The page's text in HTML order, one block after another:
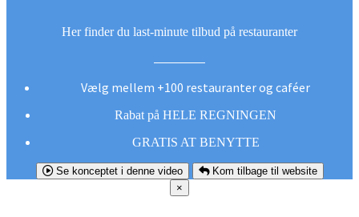
Her finder du last-minute tilbud på restauranter
Vælg mellem +100 restauranter og caféer
Rabat på HELE REGNINGEN
GRATIS AT BENYTTE
Se konceptet i denne video
Kom tilbage til website
×